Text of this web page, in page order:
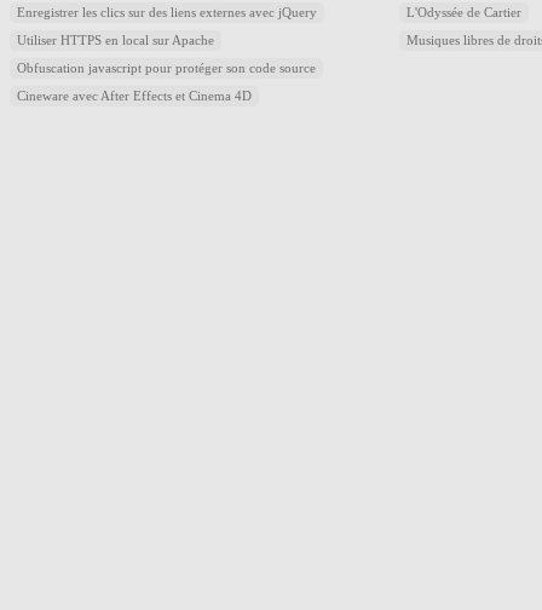
Enregistrer les clics sur des liens externes avec jQuery
Utiliser HTTPS en local sur Apache
Obfuscation javascript pour protéger son code source
Cineware avec After Effects et Cinema 4D
L'Odyssée de Cartier
Musiques libres de